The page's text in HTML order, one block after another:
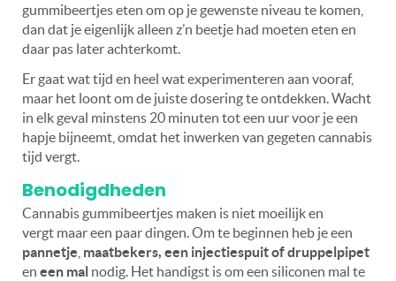
gummibeertjes eten om op je gewenste niveau te komen,
dan dat je eigenlijk alleen z’n beetje had moeten eten en
daar pas later achterkomt.
Er gaat wat tijd en heel wat experimenteren aan vooraf,
maar het loont om de juiste dosering te ontdekken. Wacht
in elk geval minstens 20 minuten tot een uur voor je een
hapje bijneemt, omdat het inwerken van gegeten cannabis
tijd vergt.
Benodigdheden
Cannabis gummibeertjes maken is niet moeilijk en
vergt maar een paar dingen. Om te beginnen heb je een
pannetje maatbekers, een injectiespuit of druppelpipet
en een mal nodig. Het handigst is om een siliconen mal te